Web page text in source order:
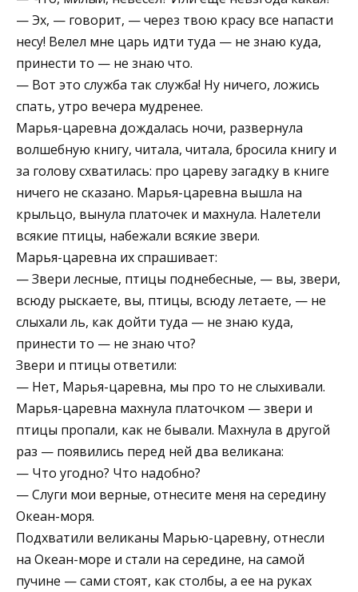
— Эх, — говорит, — через твою красу все напасти
несу! Велел мне царь идти туда — не знаю куда,
принести то — не знаю что.
— Вот это служба так служба! Ну ничего, ложись
спать, утро вечера мудренее.
Марья-царевна дождалась ночи, развернула
волшебную книгу, читала, читала, бросила книгу и
за голову схватилась: про цареву загадку в книге
ничего не сказано. Марья-царевна вышла на
крыльцо, вынула платочек и махнула. Налетели
всякие птицы, набежали всякие звери.
Марья-царевна их спрашивает:
— Звери лесные, птицы поднебесные, — вы, звери,
всюду рыскаете, вы, птицы, всюду летаете, — не
слыхали ль, как дойти туда — не знаю куда,
принести то — не знаю что?
Звери и птицы ответили:
— Нет, Марья-царевна, мы про то не слыхивали.
Марья-царевна махнула платочком — звери и
птицы пропали, как не бывали. Махнула в другой
раз — появились перед ней два великана:
— Что угодно? Что надобно?
— Слуги мои верные, отнесите меня на середину
Океан-моря.
Подхватили великаны Марью-царевну, отнесли
на Океан-море и стали на середине, на самой
пучине — сами стоят, как столбы, а ее на руках